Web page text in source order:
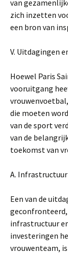
van
zich inzetten
een bron van
V. Uitdagingen
Hoewel Paris
vooruitgang
die moeten
van de sport
van de
toekomst van
A.
Een van de
geconfronteerd,
infrastructuur
investeringen
vrouwenteam,